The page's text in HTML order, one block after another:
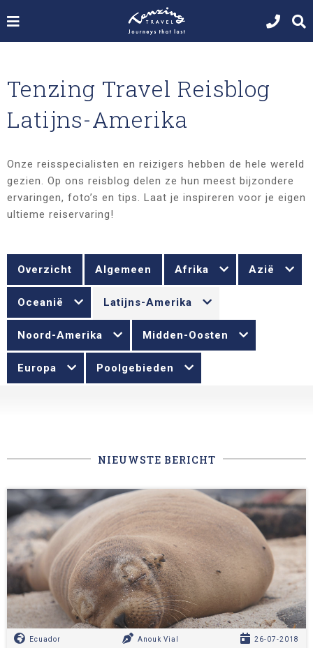
Tenzing Travel Reisblog
Latijns-Amerika
Onze reisspecialisten en reizigers hebben de hele wereld
gezien. Op ons reisblog delen ze hun meest bijzondere
ervaringen, foto’s en tips. Laat je inspireren voor je eigen
ultieme reiservaring!
Overzicht Algemeen Afrika Azië
Oceanië Latijns-Amerika
Noord-Amerika Midden-Oosten
Europa Poolgebieden
NIEUWSTE BERICHT
Ecuador Anouk Vial 26-07-2018